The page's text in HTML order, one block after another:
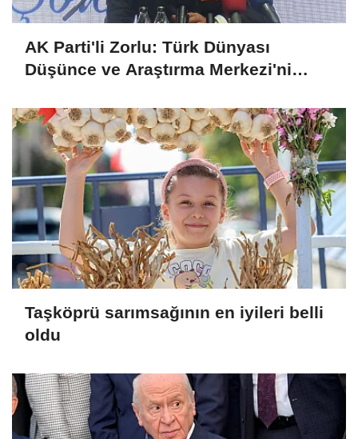
AK Parti'li Zorlu: Türk Dünyası
Düşünce ve Araştırma Merkezi'ni
Taşköprü sarımsağının en iyileri belli
oldu